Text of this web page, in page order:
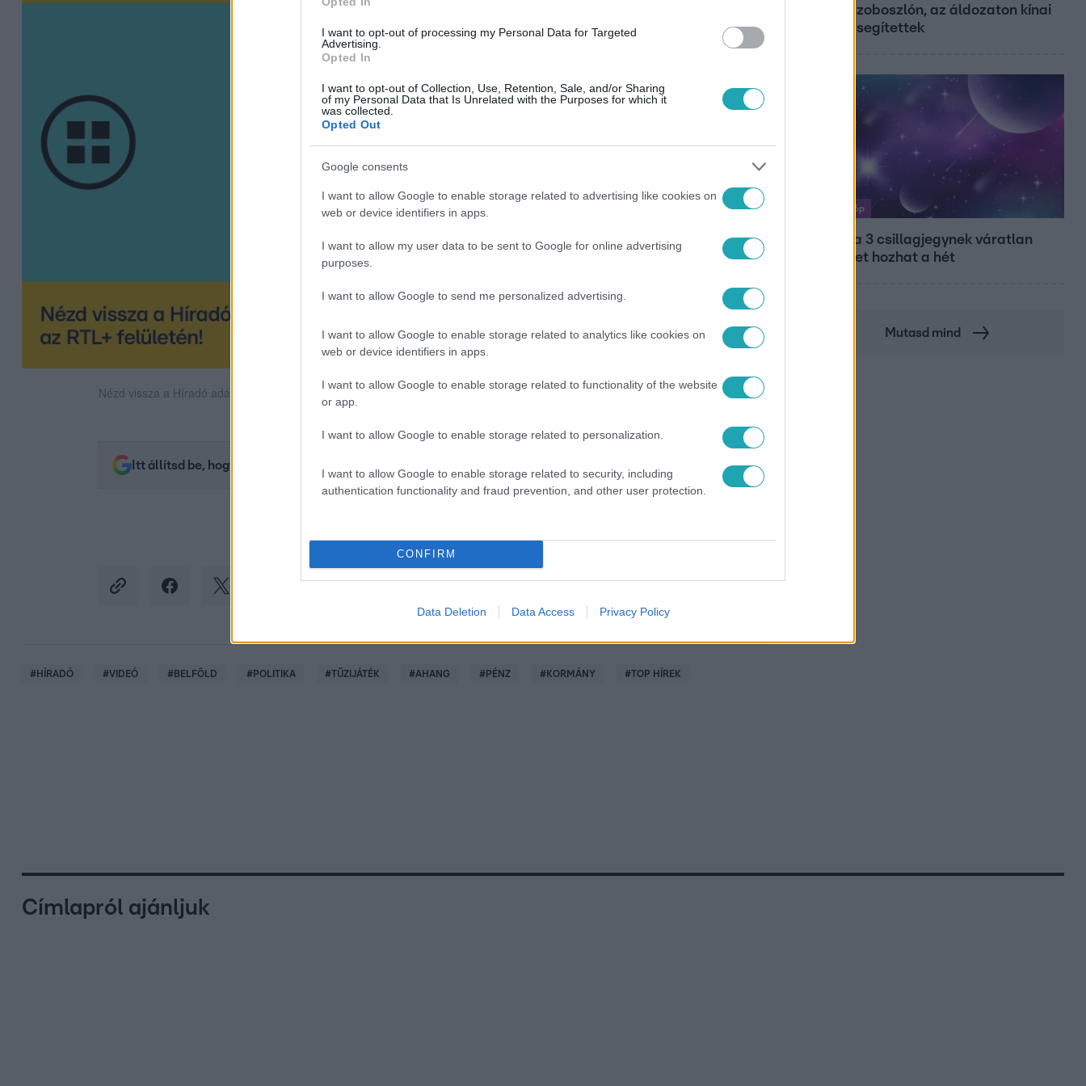
I want to opt-out of processing my Personal Data for Targeted
Advertising.
Opted In
I want to opt-out of Collection, Use, Retention, Sale, and/or Sharing
of my Personal Data that Is Unrelated with the Purposes for which it
was collected.
Opted Out
Google consents
I want to allow Google to enable storage related to advertising like cookies on
web or device identifiers in apps.
I want to allow my user data to be sent to Google for online advertising
purposes.
I want to allow Google to send me personalized advertising.
I want to allow Google to enable storage related to analytics like cookies on
web or device identifiers in apps.
I want to allow Google to enable storage related to functionality of the website
or app.
I want to allow Google to enable storage related to personalization.
I want to allow Google to enable storage related to security, including
authentication functionality and fraud prevention, and other user protection.
CONFIRM
Data Deletion Data Access Privacy Policy
Nézd vissza a Híradó adásait az RTL+ felületén!
Itt állítsd be, hogy az RTL.hu az elsők között legyen a Google-találatokban!
#HÍRADÓ #VIDEÓ #BELFÖLD #POLITIKA #TŰZIJÁTÉK #AHANG #PÉNZ #KORMÁNY #TOP HÍREK
Hajdúszoboszlón, az áldozaton kínai
lányok segítettek
Horoszkóp
Ennek a 3 csillagjegynek váratlan
sikereket hozhat a hét
Mutasd mind
Címlapról ajánljuk